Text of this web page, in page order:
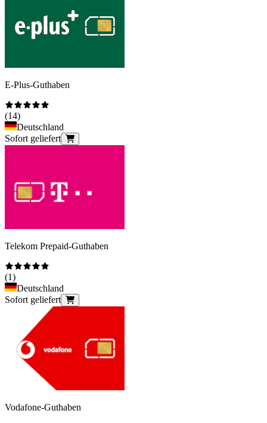
E-Plus-Guthaben
(14)
Deutschland
Sofort geliefert
Telekom Prepaid-Guthaben
(1)
Deutschland
Sofort geliefert
Vodafone-Guthaben